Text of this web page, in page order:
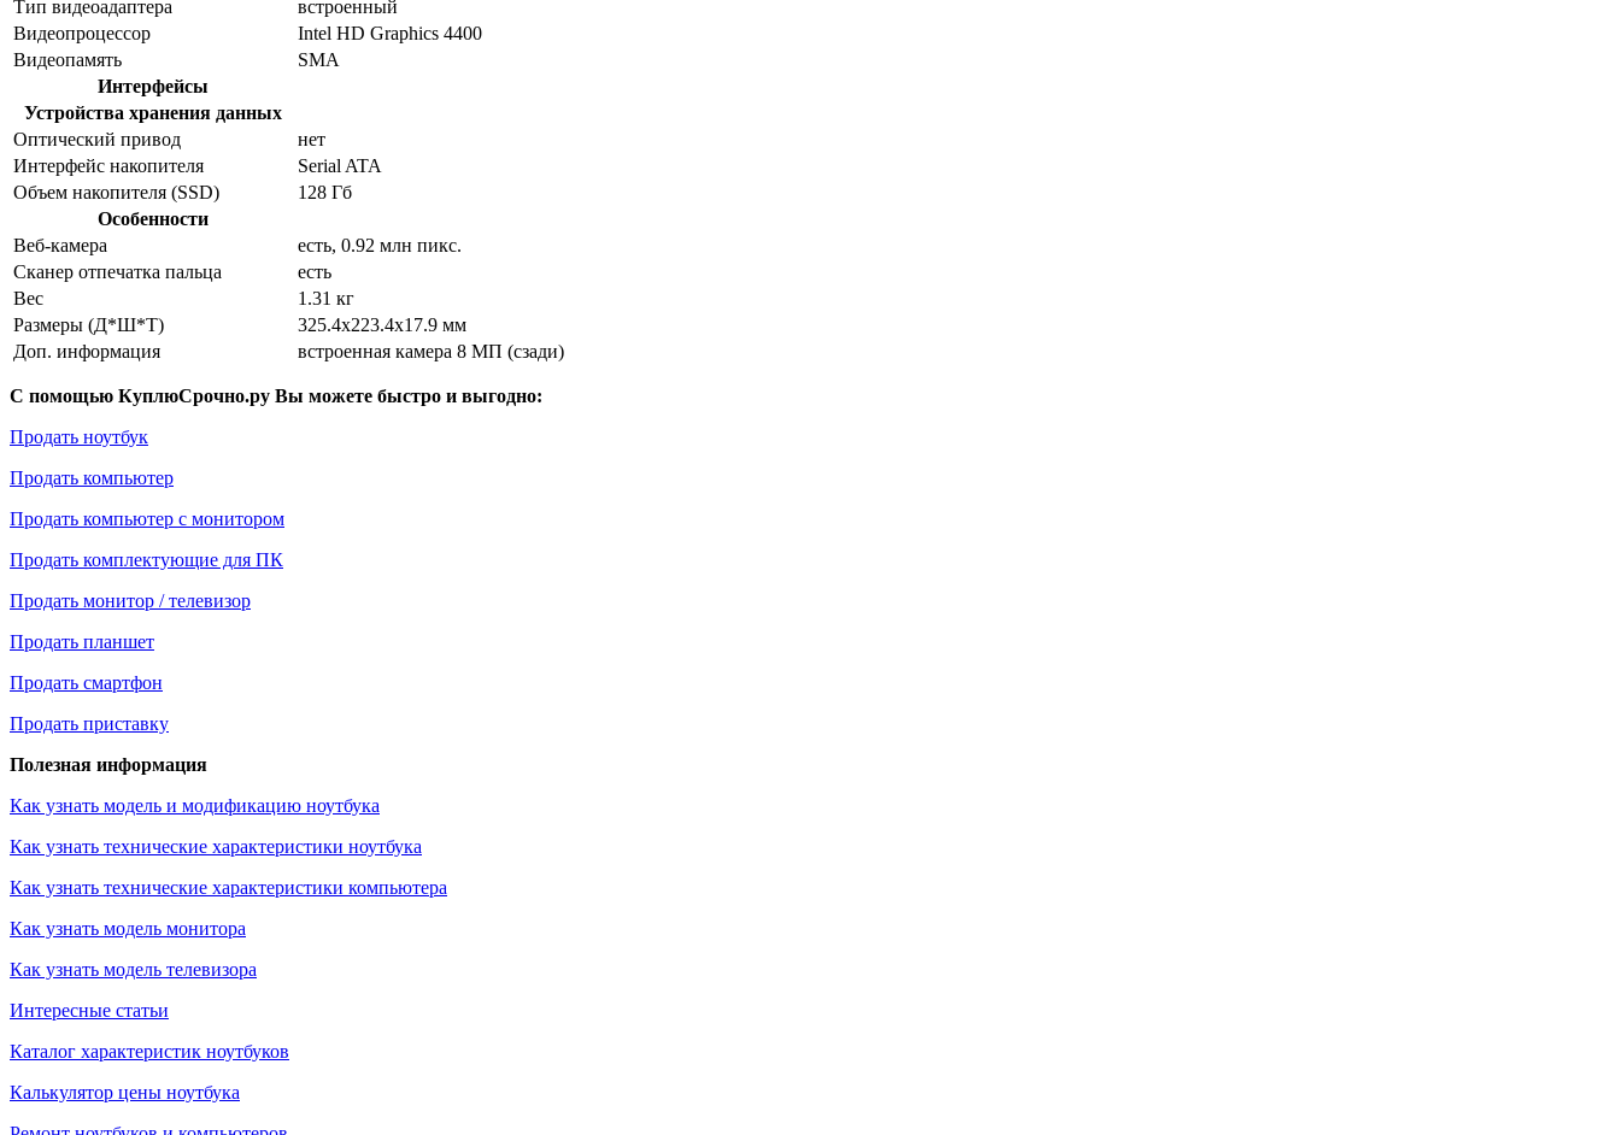
Тип видеоадаптера
встроенный
Видеопроцессор
Intel HD Graphics 4400
Видеопамять
SMA
Интерфейсы
Устройства хранения данных
Оптический привод
нет
Интерфейс накопителя
Serial ATA
Объем накопителя (SSD)
128 Гб
Особенности
Веб-камера
есть, 0.92 млн пикс.
Сканер отпечатка пальца
есть
Вес
1.31 кг
Размеры (Д*Ш*Т)
325.4x223.4x17.9 мм
Доп. информация
встроенная камера 8 МП (сзади)
С помощью КуплюСрочно.ру Вы можете быстро и выгодно:
Продать ноутбук
Продать компьютер
Продать компьютер с монитором
Продать комплектующие для ПК
Продать монитор / телевизор
Продать планшет
Продать смартфон
Продать приставку
Полезная информация
Как узнать модель и модификацию ноутбука
Как узнать технические характеристики ноутбука
Как узнать технические характеристики компьютера
Как узнать модель монитора
Как узнать модель телевизора
Интересные статьи
Каталог характеристик ноутбуков
Калькулятор цены ноутбука